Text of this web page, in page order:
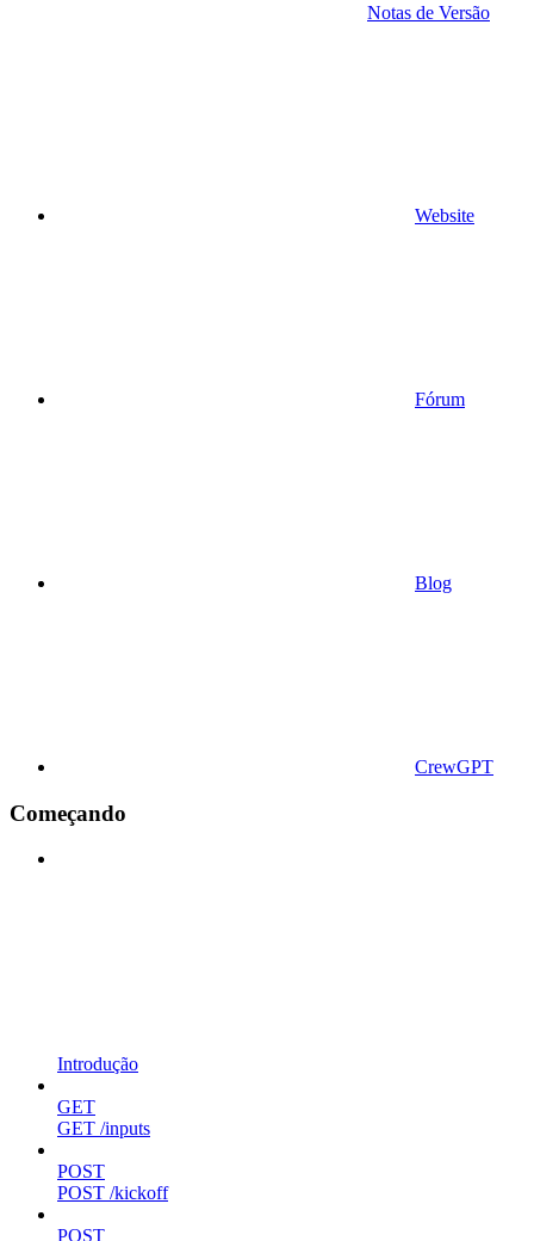
Notas de Versão
Website
Fórum
Blog
CrewGPT
Começando
Introdução
GET
GET /inputs
POST
POST /kickoff
POST